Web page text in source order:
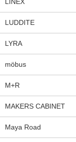
LUDDITE
LYRA
möbus
M+R
MAKERS CABINET
Maya Road